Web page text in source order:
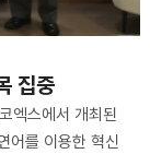
집중
엑스에서 개최된
어를 이용한 혁신